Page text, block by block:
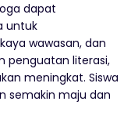
dapat
untuk
wawasan, dan
penguatan literasi,
meningkat. Siswa
semakin maju dan